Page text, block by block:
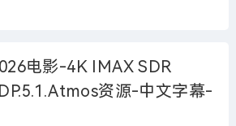
电影-4K IMAX SDR
资源-中文字幕-